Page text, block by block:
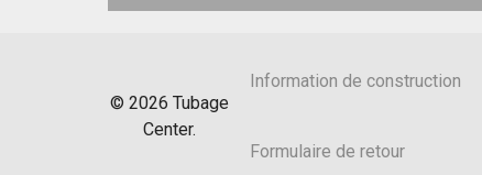
© 2026 Tubage
Center.
Information de construction
Formulaire de retour